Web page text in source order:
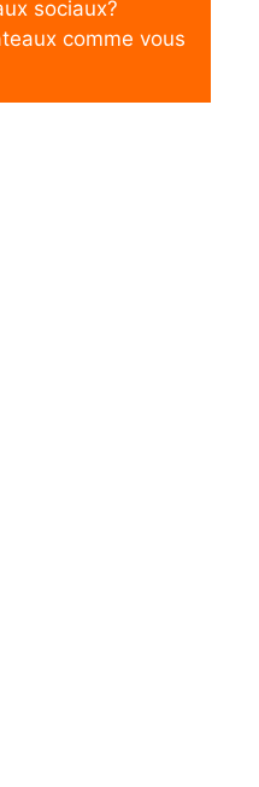
sociaux?
comme vous